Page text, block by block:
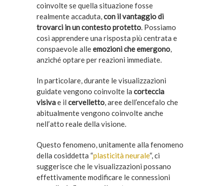
coinvolte se quella situazione fosse
realmente accaduta,con il vantaggio di
trovarci in un contesto protetto. Possiamo
così apprendere una risposta più centrata e
conspaevole alleemozioni che emergono,
anziché optare per reazioni immediate.
In particolare, durante le visualizzazioni
guidate vengono coinvolte la corteccia
visivae il cervelletto, aree dell’encefalo che
abitualmente vengono coinvolte anche
nell’atto reale della visione.
Questo fenomeno, unitamente alla fenomeno
della cosiddetta “plasticità neurale“, ci
suggerisce che le visualizzazioni possano
effettivamente modificare le connessioni